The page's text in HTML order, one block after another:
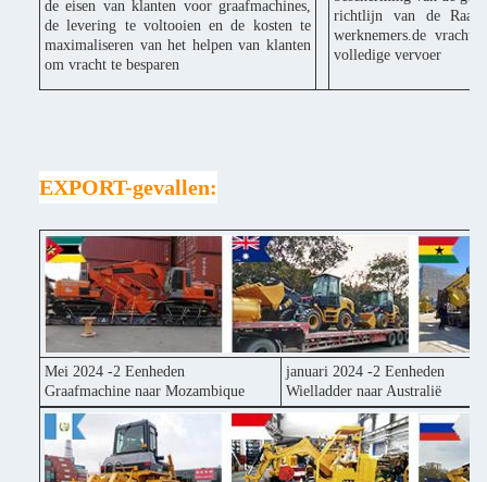
de eisen van klanten voor graafmachines,
de levering te voltooien en de kosten te
maximaliseren van het helpen van klanten
om vracht te besparen
richtlijn van de Raad
werknemers.de
volledige vervoer
EXPORT-gevallen:
Mei 2024 -2 Eenheden
Graafmachine naar Mozambique
januari 2024 -2 Eenheden
Wielladder naar Australië